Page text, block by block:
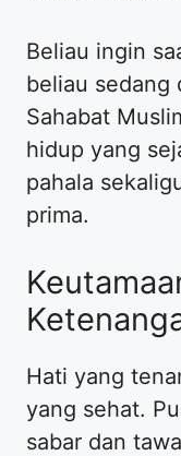
Beliau ingin
beliau sedang
Sahabat
hidup yang
pahala
prima.
Hati yang
yang sehat.
sabar dan